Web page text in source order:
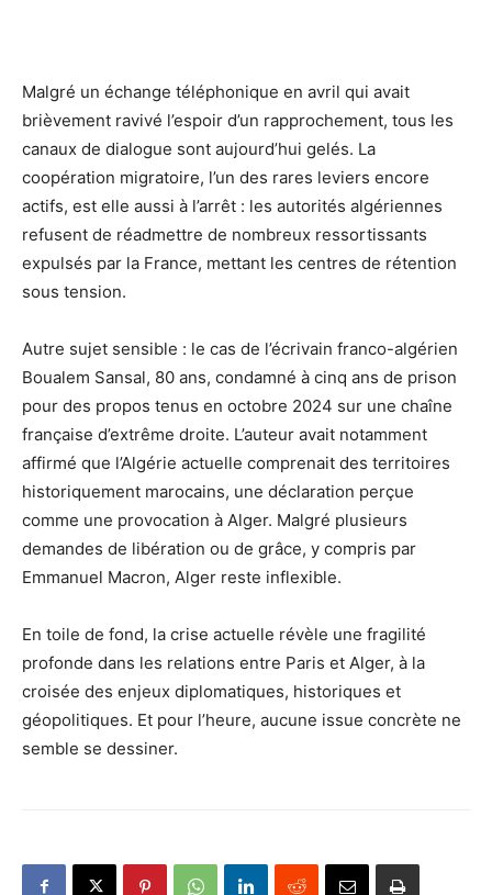
Malgré un échange téléphonique en avril qui avait
brièvement ravivé l’espoir d’un rapprochement, tous les
canaux de dialogue sont aujourd’hui gelés. La
coopération migratoire, l’un des rares leviers encore
actifs, est elle aussi à l’arrêt : les autorités algériennes
refusent de réadmettre de nombreux ressortissants
expulsés par la France, mettant les centres de rétention
sous tension.
Autre sujet sensible : le cas de l’écrivain franco-algérien
Boualem Sansal, 80 ans, condamné à cinq ans de prison
pour des propos tenus en octobre 2024 sur une chaîne
française d’extrême droite. L’auteur avait notamment
affirmé que l’Algérie actuelle comprenait des territoires
historiquement marocains, une déclaration perçue
comme une provocation à Alger. Malgré plusieurs
demandes de libération ou de grâce, y compris par
Emmanuel Macron, Alger reste inflexible.
En toile de fond, la crise actuelle révèle une fragilité
profonde dans les relations entre Paris et Alger, à la
croisée des enjeux diplomatiques, historiques et
géopolitiques. Et pour l’heure, aucune issue concrète ne
semble se dessiner.